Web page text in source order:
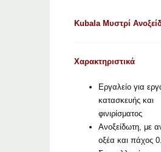
Kubala Μυστρί
Χαρακτηριστικά
Εργαλείο για
κατασκευής και
φινιρίσματος
Ανοξείδωτη, με
οξέα και πάχος